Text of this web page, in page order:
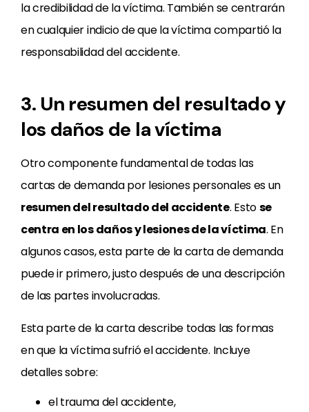
la credibilidad de la víctima. También se centrarán
en cualquier indicio de que la víctima compartió la
responsabilidad del accidente.
3. Un resumen del resultado y
los daños de la víctima
Otro componente fundamental de todas las
cartas de demanda por lesiones personales es un
resumen del resultado del accidente. Estose
centra en los daños y lesiones de la víctima. En
algunos casos, esta parte de la carta de demanda
puede ir primero, justo después de una descripción
de las partes involucradas.
Esta parte de la carta describe todas las formas
en que la víctima sufrió el accidente. Incluye
detalles sobre:
el trauma del accidente,